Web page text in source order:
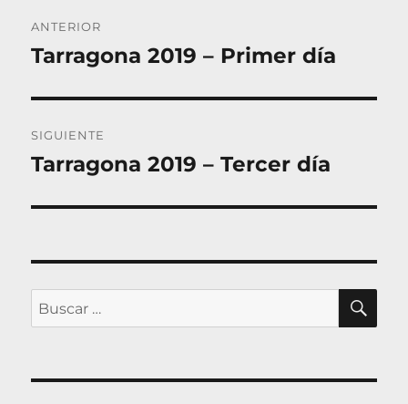
de
entradas
ANTERIOR
Entrada
Tarragona 2019 – Primer día
SIGUIENTE
Entrada
Tarragona 2019 – Tercer día
Buscar
por: